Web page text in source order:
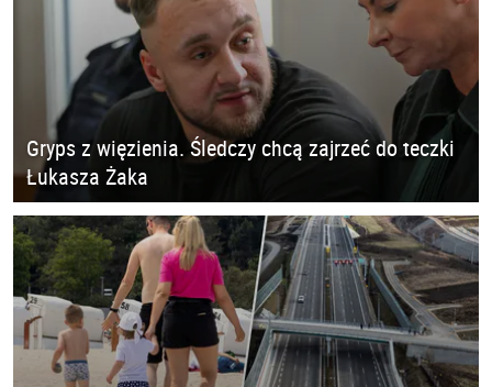
Gryps z więzienia. Śledczy chcą zajrzeć do teczki
Łukasza Żaka